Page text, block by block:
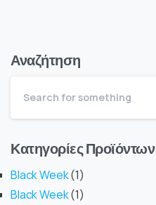
Αναζήτηση
Κατηγορίες Προϊόντων
Black Week 1
Black Week 1